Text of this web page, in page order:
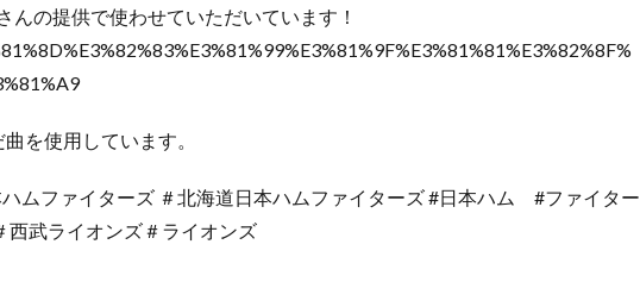
んの提供で使わせていただいています！
を使用しています。
ムファイターズ ＃北海道日本ハムファイターズ #日本ハム #ファイター
武ライオンズ＃ライオンズ